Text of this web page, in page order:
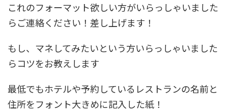
これのフォーマット欲しい方がいらっしゃいました
らご連絡ください！差し上げます！
もし、マネしてみたいという方いらっしゃいました
らコツをお教えします
最低でもホテルや予約しているレストランの名前と
住所をフォント大きめに記入した紙！